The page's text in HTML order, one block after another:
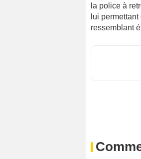
la police à
lui
ressemblant